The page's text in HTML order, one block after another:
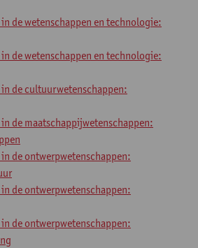
de wetenschappen en technologie:
de wetenschappen en technologie:
in de cultuurwetenschappen:
de maatschappijwetenschappen:
de ontwerpwetenschappen:
de ontwerpwetenschappen:
de ontwerpwetenschappen: